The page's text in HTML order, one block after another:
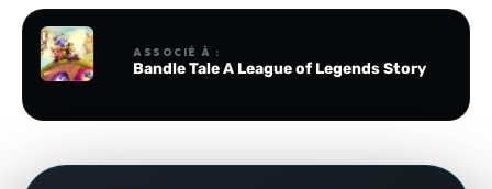
ASSOCIÉ À :
Bandle Tale A League of Legends Story